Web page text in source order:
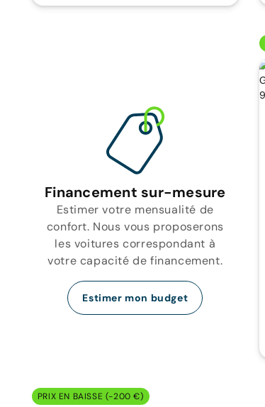
Financement sur-mesure
Estimer votre mensualité de
confort. Nous vous proposerons
les voitures correspondant à
votre capacité de financement.
Estimer mon budget
PRIX EN BAISSE (-200 €)